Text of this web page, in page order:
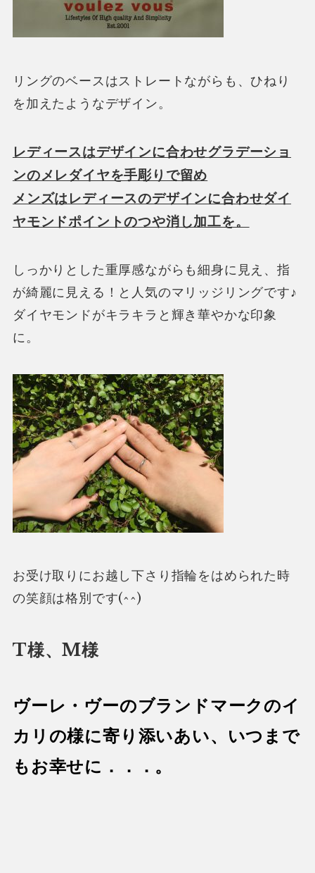
リングのベースはストレートながらも、ひねり
を加えたようなデザイン。
レディースはデザインに合わせグラデーショ
ンのメレダイヤを手彫りで留め
メンズはレディースのデザインに合わせダイ
ヤモンドポイントのつや消し加工を。
しっかりとした重厚感ながらも細身に見え、指
が綺麗に見える！と人気のマリッジリングです♪
ダイヤモンドがキラキラと輝き華やかな印象
に。
お受け取りにお越し下さり指輪をはめられた時
の笑顔は格別です(^^)
T様、M様
ヴーレ・ヴーのブランドマークのイ
カリの様に寄り添いあい、いつまで
もお幸せに．．．。